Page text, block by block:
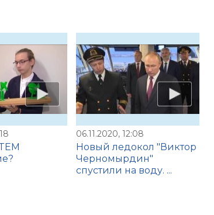
06.11.2020, 12:08
Новый ледокол "Виктор
Черномырдин"
спустили на воду. ...